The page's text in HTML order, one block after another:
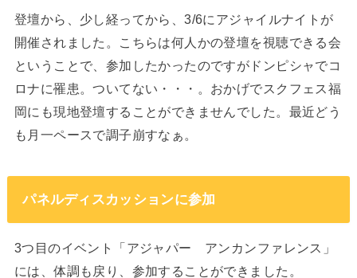
登壇から、少し経ってから、3/6にアジャイルナイトが
開催されました。こちらは何人かの登壇を視聴できる会
ということで、参加したかったのですがドンピシャでコ
ロナに罹患。ついてない・・・。おかげでスクフェス福
岡にも現地登壇することができませんでした。最近どう
も月一ペースで調子崩すなぁ。
パネルディスカッションに参加
3つ目のイベント「アジャパー アンカンファレンス」
には、体調も戻り、参加することができました。